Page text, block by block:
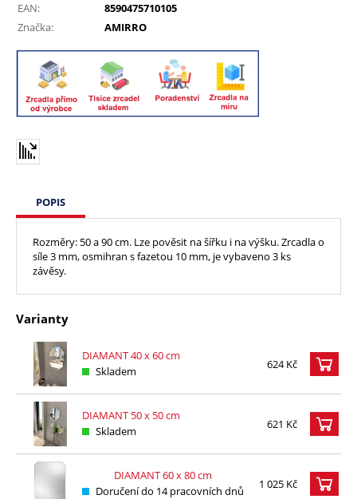
EAN:
8590475710105
Značka:
AMIRRO
POPIS
Rozměry: 50 a 90 cm. Lze pověsit na šířku i na výšku. Zrcadla o
síle 3 mm, osmihran s fazetou 10 mm, je vybaveno 3 ks
závěsy.
Varianty
DIAMANT 40 x 60 cm
Skladem
624 Kč
DIAMANT 50 x 50 cm
Skladem
621 Kč
DIAMANT 60 x 80 cm
Doručení do 14 pracovních dnů
1 025 Kč